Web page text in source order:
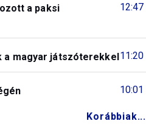
12:47
a paksi
11:20
a magyar játszóterekkel
10:01
Korábbiak...